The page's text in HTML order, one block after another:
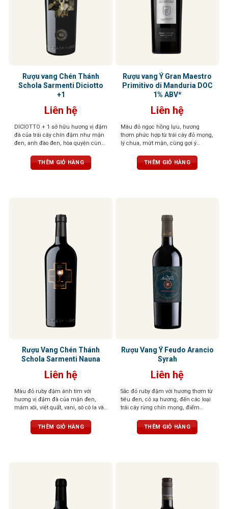
Rượu vang Chén Thánh
Schola Sarmenti Diciotto
+1
Liên hệ
DICIOTTO + 1 sở hữu hương vị đậm
đà của trái cây chín đậm như mận
đen, anh đào đen, hòa quyện cùng
rượu mạnh mẽ, tròn đầy, tannin
mượt mà và hậu vị kéo dài ấm áp,
THÊM GIỎ HÀNG
Rượu vang Ý Gran Maestro
Primitivo di Manduria DOC
1% ABV*
Liên hệ
Màu đỏ ngọc hồng lựu, hương
thơm phức hợp từ trái cây đỏ mọng,
lý chua, mứt mận, cùng gợi ý
tròn trịa, tannin mềm mại, ngọt
THÊM GIỎ HÀNG
Rượu Vang Chén Thánh
Schola Sarmenti Nauna
Liên hệ
Màu đỏ ruby đậm ánh tím với
hương vị đậm đà của mận đen,
mâm xôi, việt quất, vani, sô cô la và
với vị chát mềm mại và dư vị trái
cây khô kéo dài
THÊM GIỎ HÀNG
Rượu Vang Ý Feudo Arancio
Syrah
Liên hệ
Sắc đỏ ruby đậm với hương thơm từ
tiêu đen, cỏ xạ hương, đến các loại
trái cây rừng chín mọng, điểm
Tannin mềm mượt, tròn đầy cân
đối, tạo nên một tổng thể hài hòa
THÊM GIỎ HÀNG